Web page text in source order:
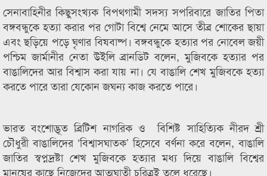
সেনাবাহিনীর কিছুসংখ্যক বিপথগামী সদস্য সপরিবারে জাতির পিতা
বঙ্গবন্ধুকে হত্যা করার পর গোটা বিশ্বে নেমে আসে তীব্র শোকের ছায়া
এবং ছড়িয়ে পড়ে ঘৃণার বিষবাষ্প। বঙ্গবন্ধুকে হত্যার পর নোবেল জয়ী
পশ্চিম জার্মানীর নেতা উইলি ব্রানডিট বলেন, মুজিবকে হত্যার পর
বাঙালিদের আর বিশ্বাস করা যায় না। যে বাঙালি শেখ মুজিবকে হত্যা
করতে পারে তারা যেকোন জঘন্য কাজ করতে পারে।
ভারত বংশোদ্ভূত ব্রিটিশ নাগরিক ও বিশিষ্ট সাহিত্যিক নীরদ শ্রী
চৌধুরী বাঙালিদের ‘বিশ্বাসঘাতক’ হিসেবে বর্ণনা করে বলেন, বাঙালি
জাতির স্বপ্নদ্রষ্টা শেখ মুজিবকে হত্যার মধ্য দিয়ে বাঙালি বিশ্বের
মানুষের কাছে নিজেদের আত্মঘাতী চরিত্রই তুলে ধরেছে।